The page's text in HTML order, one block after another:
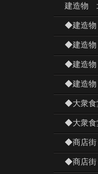
建造物
◆建造物
◆建造物
◆建造物
◆建造物
◆大衆食
◆大衆食
◆商店街
◆商店街